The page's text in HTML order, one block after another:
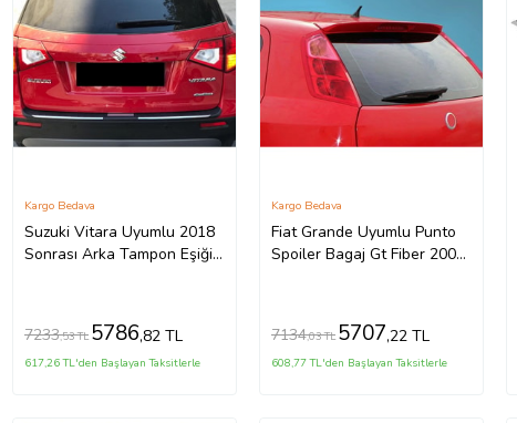
Suzuki Vitara Uyumlu 2018
Sonrası Arka Tampon Eşiği
Kargo Bedava
7233,53 TL 5786,82 TL
617,26 TL'den Başlayan Taksitlerle
Fiat Grande Uyumlu Punto
Spoiler Bagaj Gt Fiber 2005-
Kargo Bedava
7134,03 TL 5707,22 TL
608,77 TL'den Başlayan Taksitlerle